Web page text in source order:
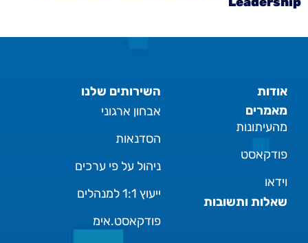
אודות
מאמרים
מהעיתונות
פודקאסט
וידאו
שאלות ותשובות
השירותים שלנו
אבחון ארגוני
הסדנאות
ניהול על פי ערכים
ייעוץ 1:1 למנהלים
פודקאסט.אימ